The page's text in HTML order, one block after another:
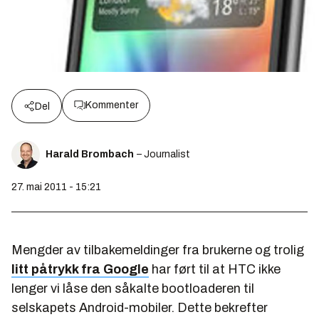
Del Kommenter
Harald Brombach – Journalist
27. mai 2011 - 15:21
Mengder av tilbakemeldinger fra brukerne og trolig
litt påtrykk fra Google har ført til at HTC ikke
lenger vi låse den såkalte bootloaderen til
selskapets Android-mobiler. Dette bekrefter